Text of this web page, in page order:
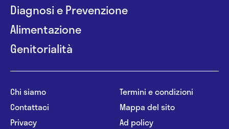
Diagnosi e Prevenzione
Alimentazione
Genitorialità
Chi siamo
Contattaci
Privacy
Termini e condizioni
Mappa del sito
Ad policy